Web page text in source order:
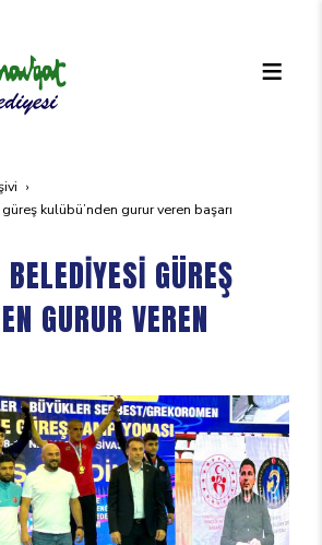
kulübü’nden gurur veren başari
GÜREŞ
GURUR VEREN